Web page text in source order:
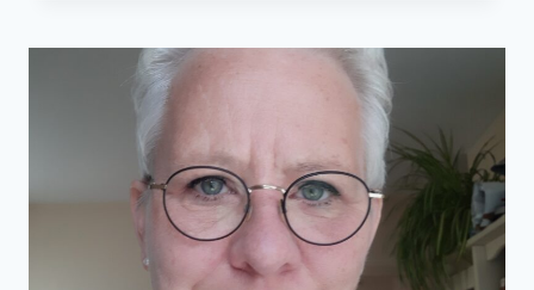
UNE
CIFRE
AYANT
UNE
DÉFICIENCE
COGNITIVE
REGARDS